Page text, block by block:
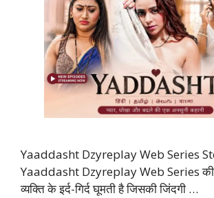
Yaaddasht Dzyreplay Web Series
Yaaddasht Dzyreplay Web Series की
व्यक्ति के इर्द-गिर्द घूमती है जिसकी जिंदगी …